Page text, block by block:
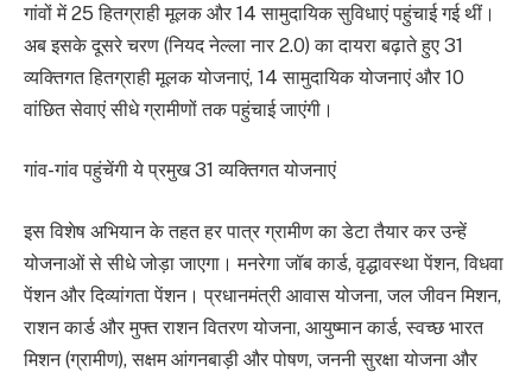
गांवों में 25 हितग्राही मूलक और 14 सामुदायिक सुविधाएं पहुंचाई गई थीं।
अब इसके दूसरे चरण (नियद नेल्ला नार 2.0) का दायरा बढ़ाते हुए 31
व्यक्तिगत हितग्राही मूलक योजनाएं, 14 सामुदायिक योजनाएं और 10
वांछित सेवाएं सीधे ग्रामीणों तक पहुंचाई जाएंगी।
गांव-गांव पहुंचेंगी ये प्रमुख 31 व्यक्तिगत योजनाएं
इस विशेष अभियान के तहत हर पात्र ग्रामीण का डेटा तैयार कर उन्हें
योजनाओं से सीधे जोड़ा जाएगा। मनरेगा जॉब कार्ड, वृद्धावस्था पेंशन, विधवा
पेंशन और दिव्यांगता पेंशन। प्रधानमंत्री आवास योजना, जल जीवन मिशन,
राशन कार्ड और मुफ्त राशन वितरण योजना, आयुष्मान कार्ड, स्वच्छ भारत
मिशन (ग्रामीण), सक्षम आंगनबाड़ी और पोषण, जननी सुरक्षा योजना और